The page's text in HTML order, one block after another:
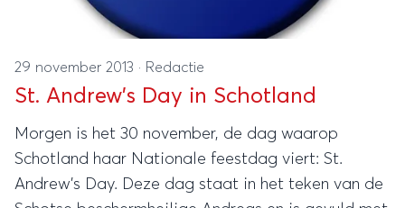
29 november 2013 · Redactie
St. Andrew's Day in Schotland
Morgen is het 30 november, de dag waarop
Schotland haar Nationale feestdag viert: St.
Andrew's Day. Deze dag staat in het teken van de